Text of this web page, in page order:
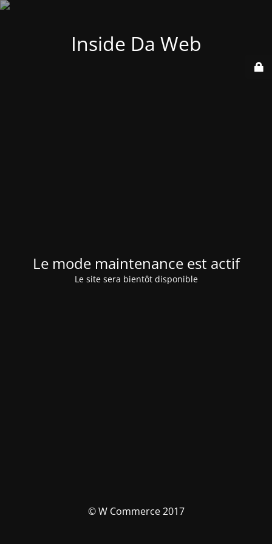
Inside Da Web
Le mode maintenance est actif
Le site sera bientôt disponible
© W Commerce 2017